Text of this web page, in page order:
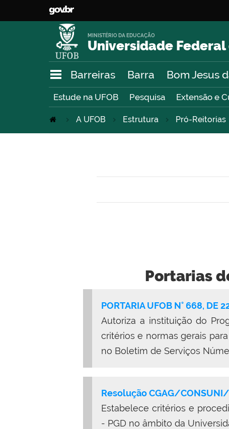
Universidade Federal
MINISTÉRIO DA EDUCAÇÃO
Barreiras Barra Bom Jesus
Estude na UFOB Pesquisa Extensão e
A UFOB Estrutura Pró-Reitorias
Portarias
PORTARIA UFOB N° 668, DE
Autoriza a instituição do
critérios e normas gerais
no Boletim de Serviços
Resolução CGAG/
Estabelece critérios e
- PGD no âmbito da